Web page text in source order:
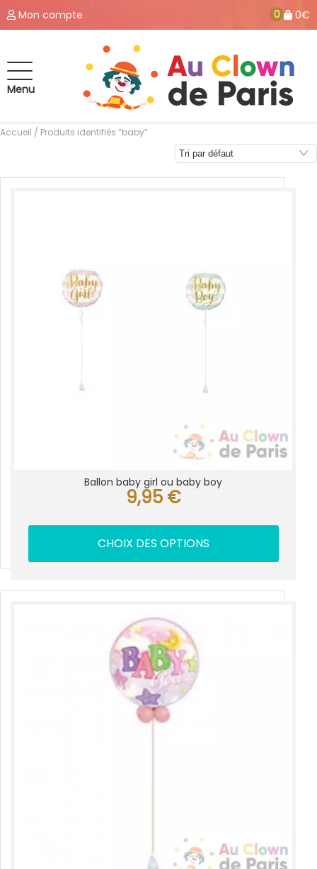
Mon compte 0 0€
Menu
Accueil / Produits identifiés “baby”
Ballon baby girl ou baby boy
9,95 €
CHOIX DES OPTIONS
a
plusieurs
variations.
Les
options
peuvent
être
choisies